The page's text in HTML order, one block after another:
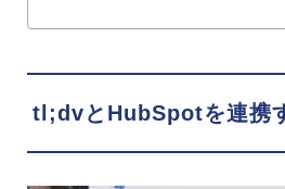
tl;dvとHubSpotを連携